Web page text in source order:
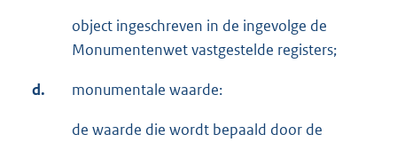
object ingeschreven in de ingevolge de
Monumentenwet vastgestelde registers;
d. monumentale waarde:
de waarde die wordt bepaald door de